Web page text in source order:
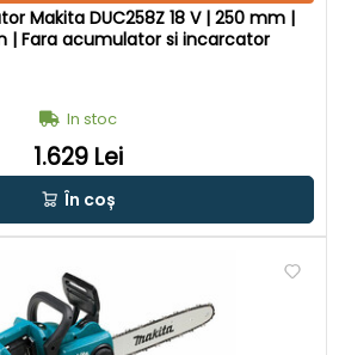
Makita DUC258Z 18 V | 250 mm |
| Fara acumulator si incarcator
In stoc
1.629 Lei
În coș